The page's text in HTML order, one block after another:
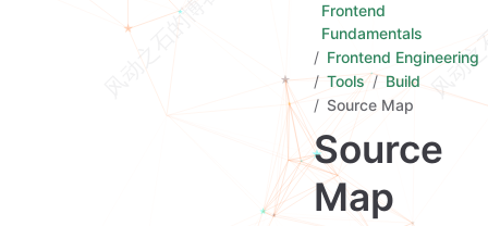
Frontend
Fundamentals
Frontend Engineering
Tools
Build
Source Map
Source
Map